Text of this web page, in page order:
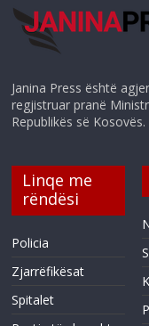
Janina Press është
regjistruar pranë
Republikës së Kosovës.
Linqe me
rëndësi
Policia
Zjarrëfikësat
Spitalet